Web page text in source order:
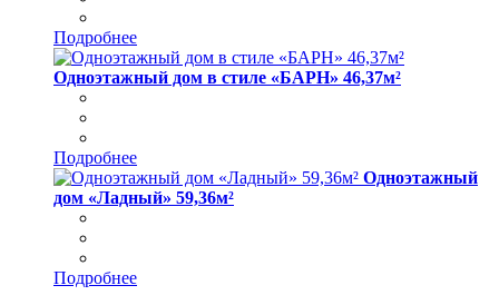
Подробнее
Одноэтажный дом в стиле «БАРН» 46,37м²
Подробнее
Одноэтажный
дом «Ладный» 59,36м²
Подробнее